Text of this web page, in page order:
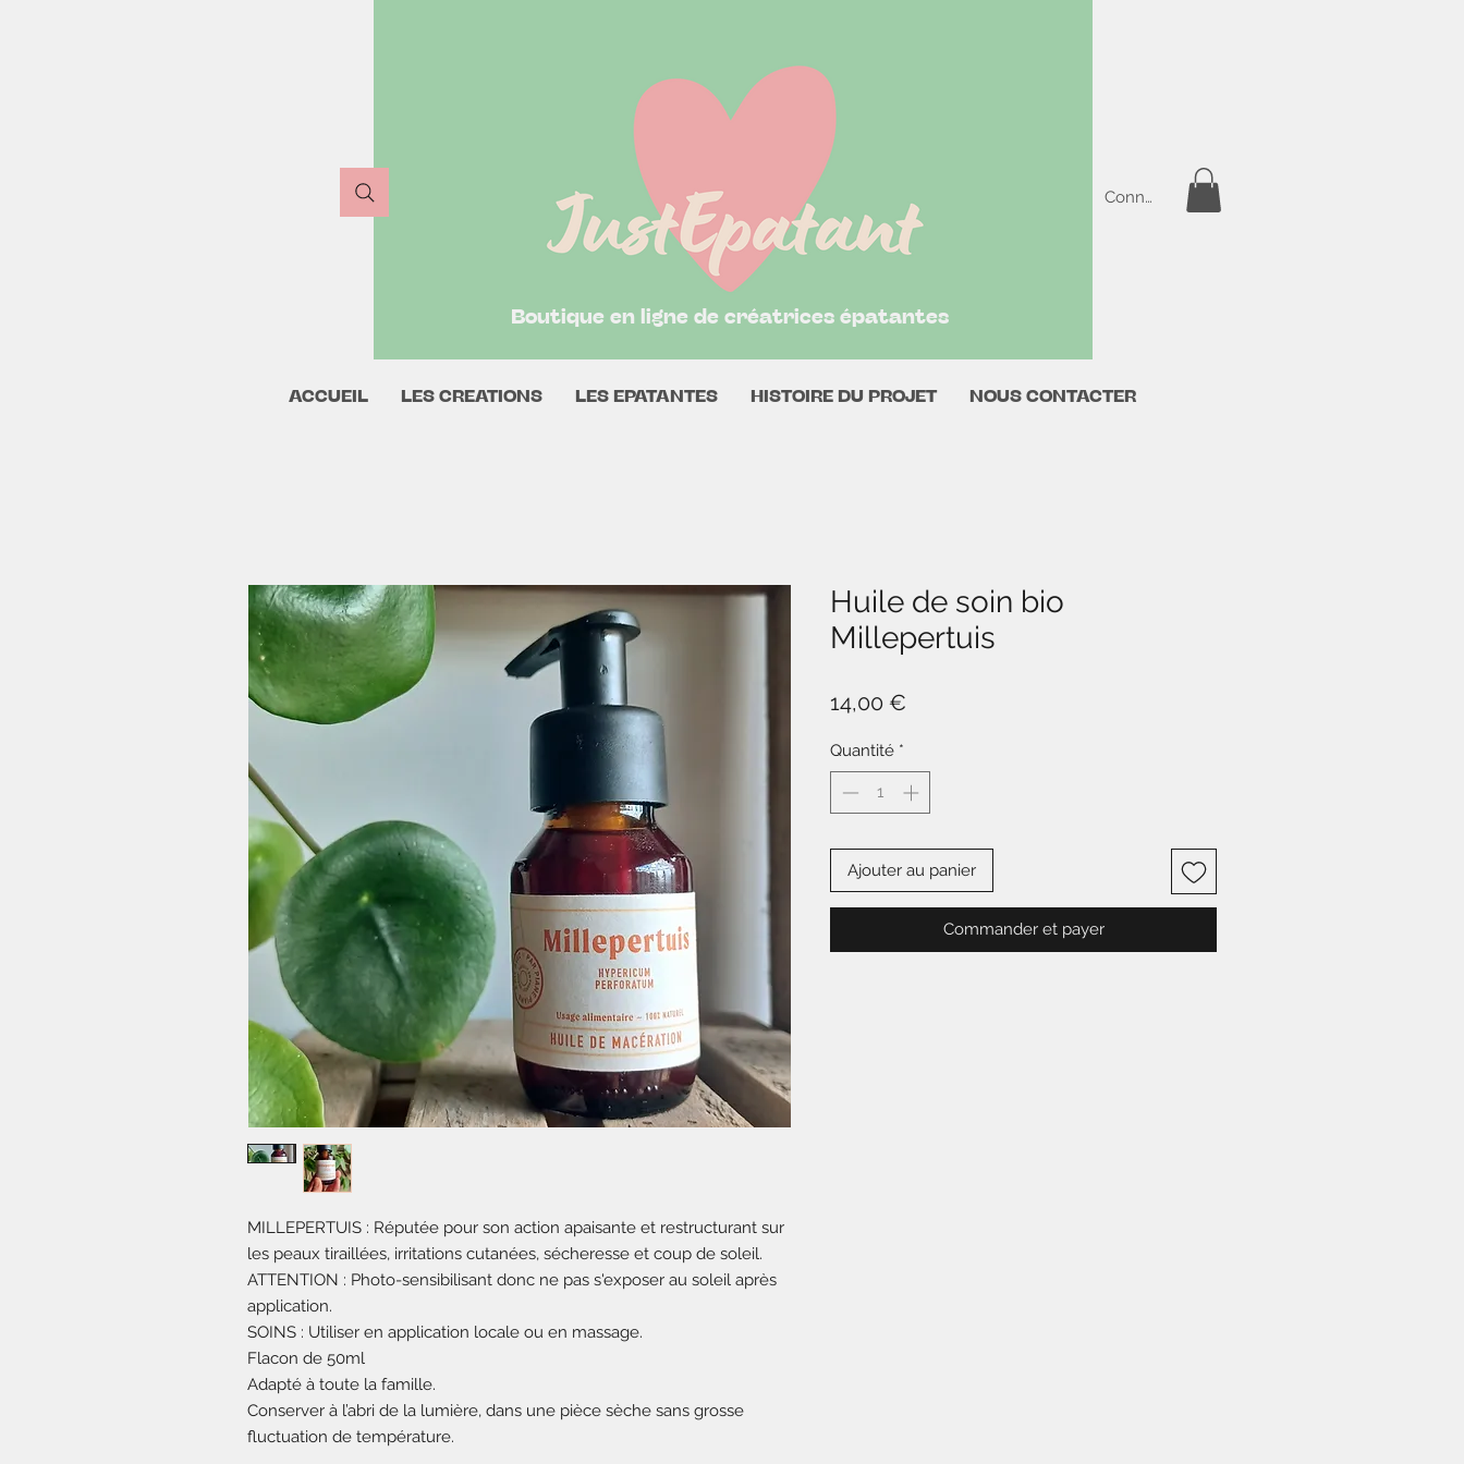
Connexion
Boutique en ligne de créatrices épatantes
ACCUEIL LES CREATIONS LES EPATANTES HISTOIRE DU PROJET NOUS CONTACTER
MILLEPERTUIS : Réputée pour son action apaisante et restructurant sur
les peaux tiraillées, irritations cutanées, sécheresse et coup de soleil.
ATTENTION : Photo-sensibilisant donc ne pas s'exposer au soleil après
application.
SOINS : Utiliser en application locale ou en massage.
Flacon de 50ml
Adapté à toute la famille.
Conserver à l’abri de la lumière, dans une pièce sèche sans grosse
fluctuation de température.
Huile de soin bio
Millepertuis
14,00 €
Quantité *
Ajouter au panier
Commander et payer